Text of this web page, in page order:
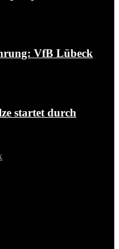
VfB Lübeck
startet durch